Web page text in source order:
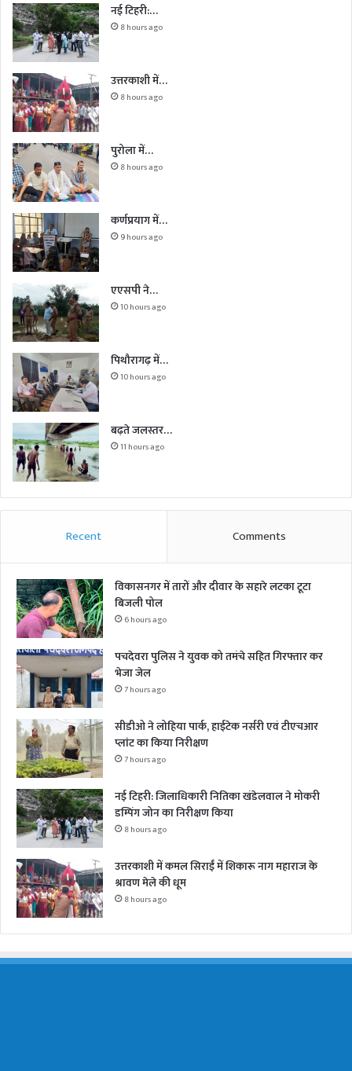
नई टिहरी:…
8 hours ago
उत्तरकाशी में…
8 hours ago
पुरोला में…
8 hours ago
कर्णप्रयाग में…
9 hours ago
एएसपी ने…
10 hours ago
पिथौरागढ़ में…
10 hours ago
बढ़ते जलस्तर…
11 hours ago
Recent Comments
विकासनगर में तारों और दीवार के सहारे लटका टूटा
बिजली पोल
6 hours ago
पचदेवरा पुलिस ने युवक को तमंचे सहित गिरफ्तार कर
भेजा जेल
7 hours ago
सीडीओ ने लोहिया पार्क, हाईटेक नर्सरी एवं टीएचआर
प्लांट का किया निरीक्षण
7 hours ago
नई टिहरी: जिलाधिकारी नितिका खंडेलवाल ने मोकरी
डम्पिंग जोन का निरीक्षण किया
8 hours ago
उत्तरकाशी में कमल सिराईं में शिकारू नाग महाराज के
श्रावण मेले की धूम
8 hours ago